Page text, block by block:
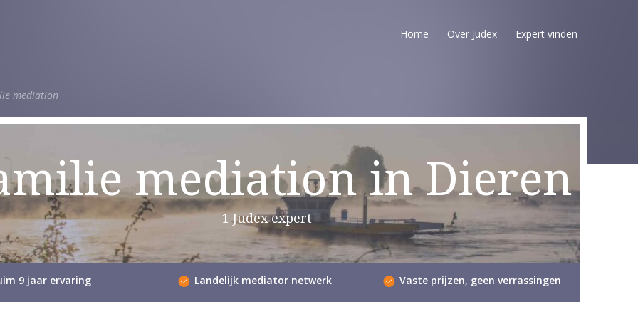
Home Over Judex Expert vinden
mediation
mediation in Dieren
1 Judex expert
9 jaar ervaring Landelijk mediator netwerk Vaste prijzen, geen verrassingen